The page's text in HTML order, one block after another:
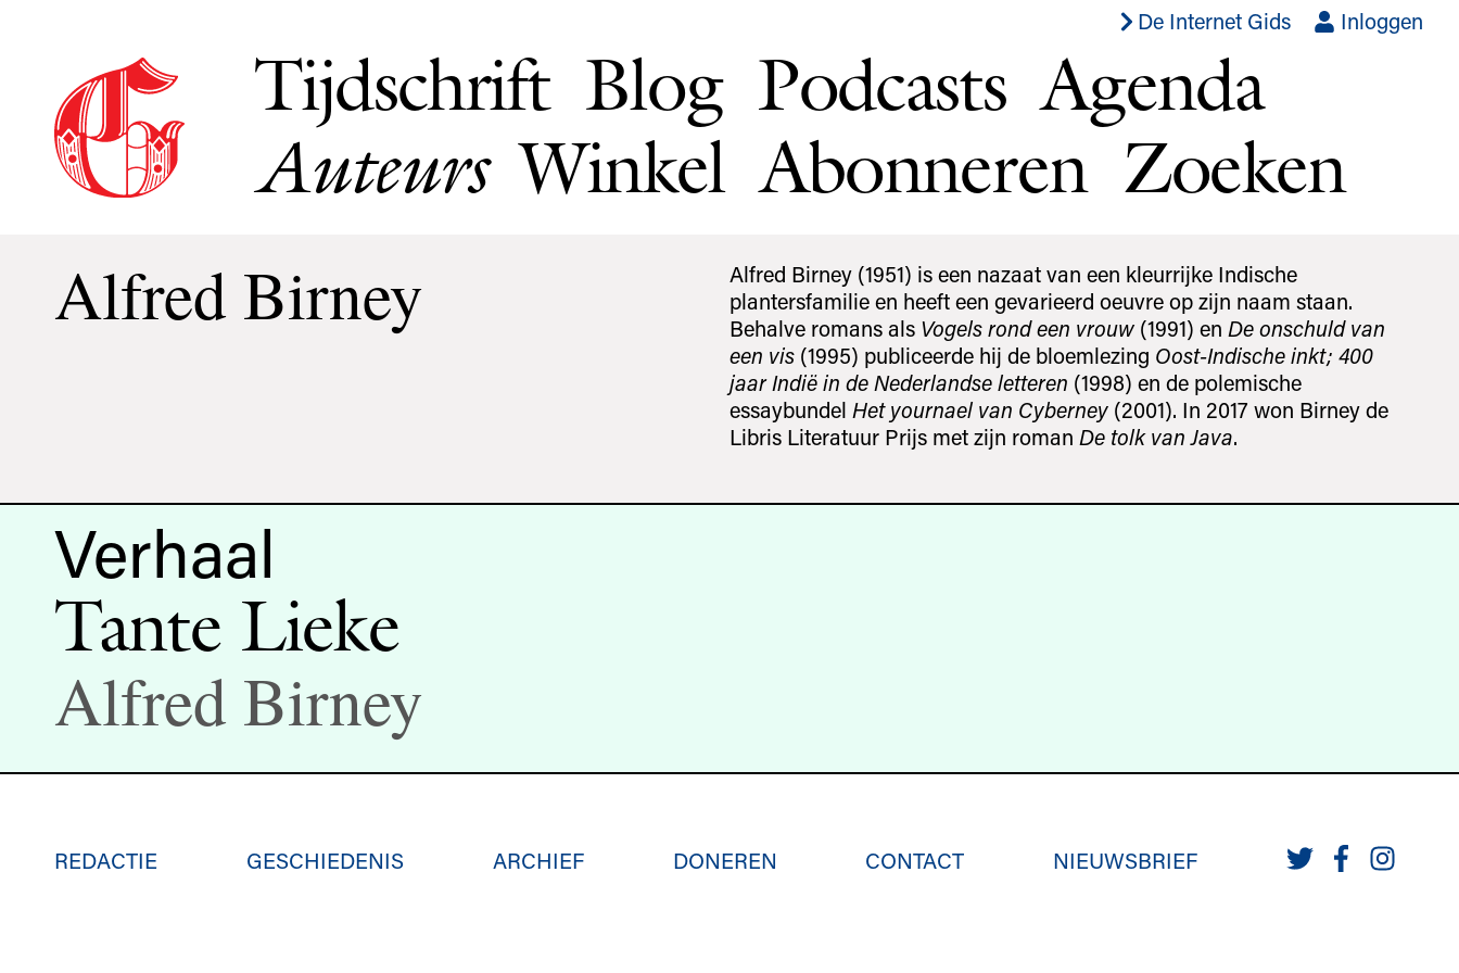
De Internet Gids Inloggen
Tijdschrift Blog Podcasts Agenda
Auteurs Winkel Abonneren Zoeken
Alfred Birney
Alfred Birney (1951) is een nazaat van een kleurrijke Indische
plantersfamilie en heeft een gevarieerd oeuvre op zijn naam staan.
Behalve romans als Vogels rond een vrouw (1991) en De onschuld van
een vis (1995) publiceerde hij de bloemlezing Oost-Indische inkt; 400
jaar Indië in de Nederlandse letteren (1998) en de polemische
essaybundel Het yournael van Cyberney (2001). In 2017 won Birney de
Libris Literatuur Prijs met zijn roman De tolk van Java.
Verhaal
Tante Lieke
Alfred Birney
REDACTIE GESCHIEDENIS ARCHIEF DONEREN CONTACT NIEUWSBRIEF